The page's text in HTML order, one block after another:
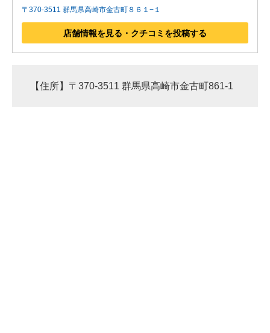
〒370-3511 群馬県高崎市金古町８６１−１
店舗情報を見る・クチコミを投稿する
【住所】〒370-3511 群馬県高崎市金古町861-1